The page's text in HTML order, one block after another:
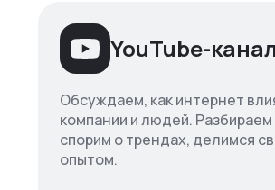
YouTube-канал
Обсуждаем, как интернет
компании и людей.
спорим о трендах, делимся
опытом.